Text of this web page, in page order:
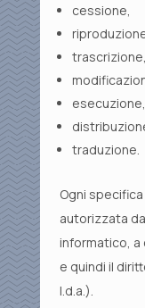
cessione,
trascrizione,
esecuzione,
traduzione.
Ogni
autorizzata
informatico, a
e quindi il
l.d.a.).